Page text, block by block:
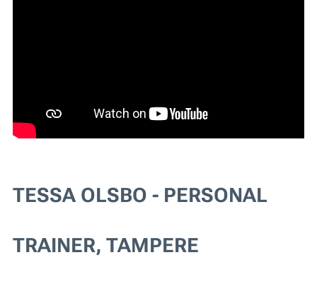
TESSA OLSBO - PERSONAL
TRAINER, TAMPERE